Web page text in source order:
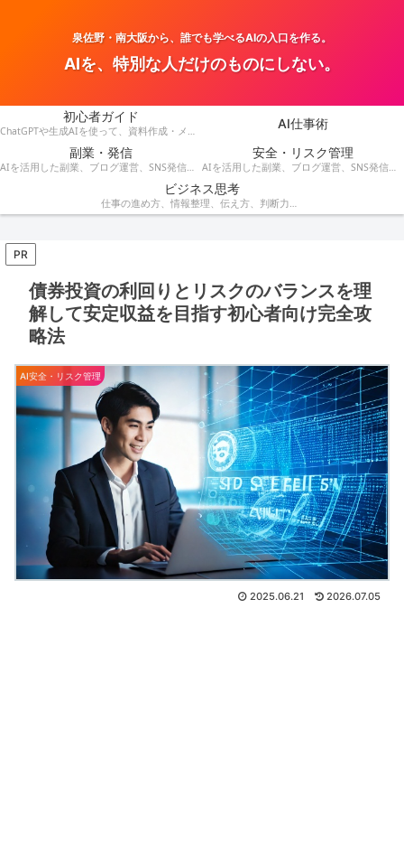
泉佐野・南大阪から、誰でも学べるAIの入口を作る。
AIを、特別な人だけのものにしない。
初心者ガイド
ChatGPTや生成AIを使って、資料作成・メール・会議・業務改善を効率化する方法を紹介します。
AI仕事術
副業・発信
AIを活用した副業、ブログ運営、SNS発信、収益化のアイデアを発信します。
安全・リスク管理
AIを活用した副業、ブログ運営、SNS発信、コンテンツ作成、収益化の方法を紹介します。
ビジネス思考
仕事の進め方、情報整理、伝え方、判断力など、AI時代に役立つビジネス思考を解説します。
PR
債券投資の利回りとリスクのバランスを理
解して安定収益を目指す初心者向け完全攻
略法
AI安全・リスク管理
2025.06.21 2026.07.05